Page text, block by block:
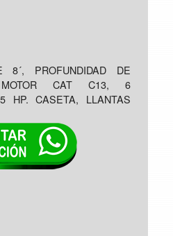
8´, PROFUNDIDAD DE
CAT C13, 6
HP. CASETA, LLANTAS